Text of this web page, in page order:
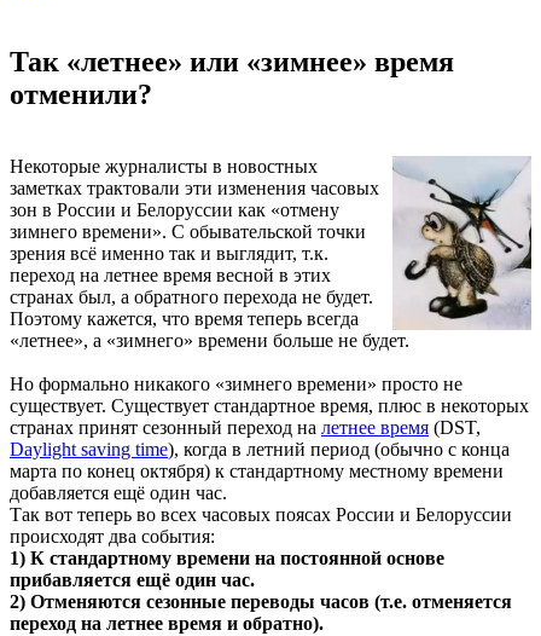
Так «летнее» или «зимнее» время
отменили?
Некоторые журналисты в новостных
заметках трактовали эти изменения часовых
зон в России и Белоруссии как «отмену
зимнего времени». С обывательской точки
зрения всё именно так и выглядит, т.к.
переход на летнее время весной в этих
странах был, а обратного перехода не будет.
Поэтому кажется, что время теперь всегда
«летнее», а «зимнего» времени больше не будет.
Но формально никакого «зимнего времени» просто не
существует. Существует стандартное время, плюс в некоторых
странах принят сезонный переход на летнее время (DST,
Daylight saving time), когда в летний период (обычно с конца
марта по конец октября) к стандартному местному времени
добавляется ещё один час.
Так вот теперь во всех часовых поясах России и Белоруссии
происходят два события:
1) К стандартному времени на постоянной основе
прибавляется ещё один час.
2) Отменяются сезонные переводы часов (т.е. отменяется
переход на летнее время и обратно).